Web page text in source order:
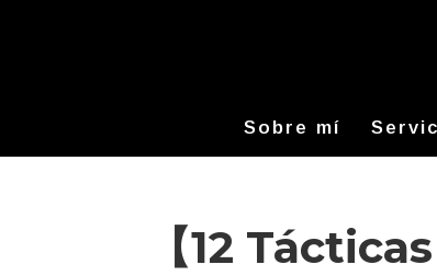
Sobre mí
【12